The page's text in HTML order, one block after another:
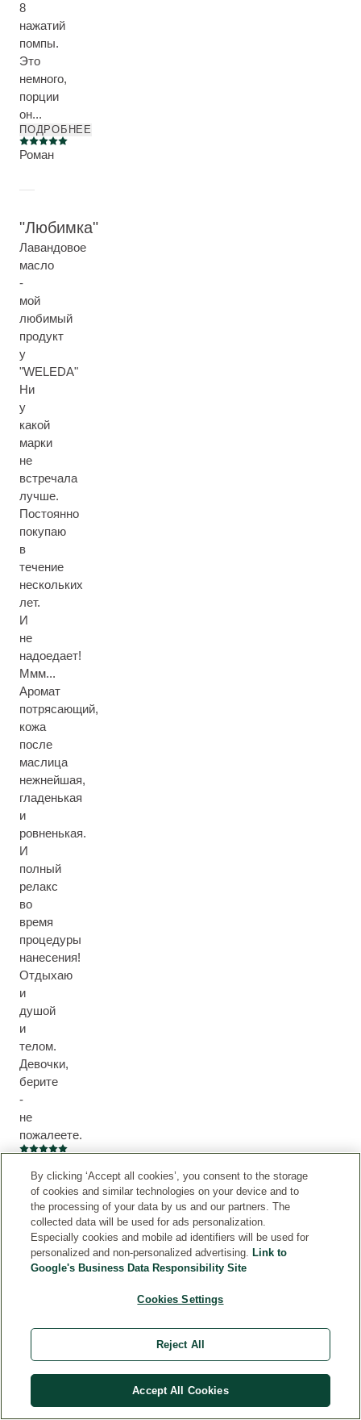
8
нажатий
помпы.
Это
немного,
порции
он...
ПОДРОБНЕЕ
Current rating: 5 out of 5 stars
Роман
Любимка
Лавандовое
масло
-
мой
любимый
продукт
у
"WELEDA"
Ни
у
какой
марки
не
встречала
лучше.
Постоянно
покупаю
в
течение
нескольких
лет.
И
не
надоедает!
Ммм...
Аромат
потрясающий,
кожа
после
маслица
нежнейшая,
гладенькая
и
ровненькая.
И
полный
релакс
во
время
процедуры
нанесения!
Отдыхаю
и
душой
и
телом.
Девочки,
берите
-
не
пожалеете.
Current rating: 5 out of 5 stars
3
By clicking ‘Accept all cookies’, you consent to the storage
of cookies and similar technologies on your device and to
the processing of your data by us and our partners. The
collected data will be used for ads personalization.
Especially cookies and mobile ad identifiers will be used for
personalized and non-personalized advertising. Link to
Google's Business Data Responsibility Site
Cookies Settings
Reject All
Accept All Cookies